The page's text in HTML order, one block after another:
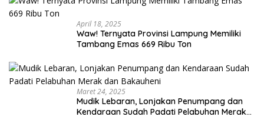
April 18, 2025
Waw! Ternyata Provinsi Lampung Memiliki
Tambang Emas 669 Ribu Ton
Maret 24, 2025
Mudik Lebaran, Lonjakan Penumpang dan
Kendaraan Sudah Padati Pelabuhan Merak